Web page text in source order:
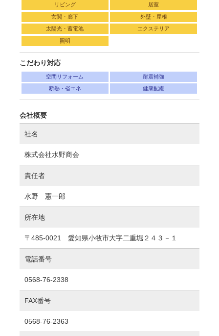
リビング 居室
玄関・廊下 外壁・屋根
太陽光・蓄電池 エクステリア
照明
こだわり対応
空間リフォーム 耐震補強
断熱・省エネ 健康配慮
会社概要
社名
株式会社水野商会
責任者
水野 憲一郎
所在地
〒485-0021 愛知県小牧市大字二重堀２４３－１
電話番号
0568-76-2338
FAX番号
0568-76-2363